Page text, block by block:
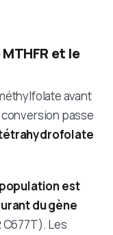
et le
avant
passe
est
du gène
C677T). Les